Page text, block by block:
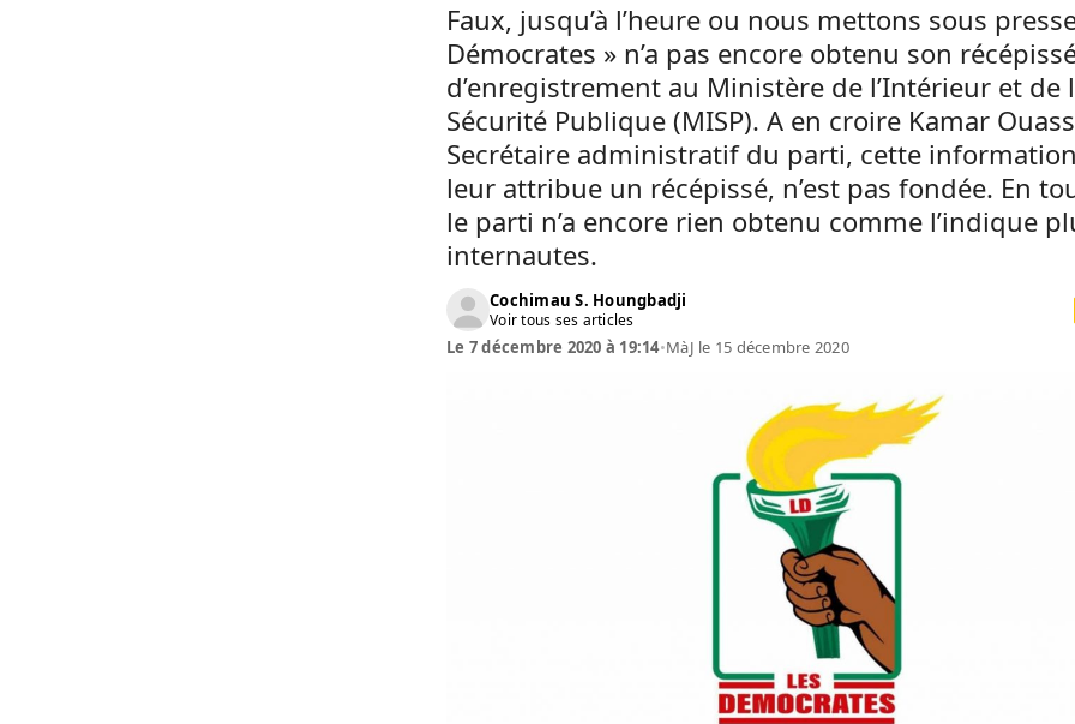
Faux, jusqu’à l’heure ou nous mettons sous
Démocrates » n’a pas encore obtenu son
d’enregistrement au Ministère de l’Intérieur et de
Sécurité Publique (MISP). A en croire Kamar
Secrétaire administratif du parti, cette
leur attribue un récépissé, n’est pas fondée. En
le parti n’a encore rien obtenu comme l’indique
internautes.
Cochimau S. Houngbadji
Voir tous ses articles
Le 7 décembre 2020 à 19:14•MàJ le 15 décembre 2020